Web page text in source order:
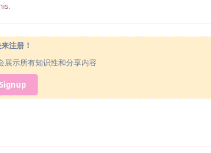
.
注册！
展示所有知识性和分享内容
Signup